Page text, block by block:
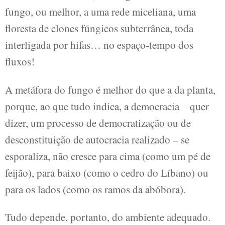
fungo, ou melhor, a uma rede miceliana, uma
floresta de clones fúngicos subterrânea, toda
interligada por hifas… no espaço-tempo dos
fluxos!
A metáfora do fungo é melhor do que a da planta,
porque, ao que tudo indica, a democracia – quer
dizer, um processo de democratização ou de
desconstituição de autocracia realizado – se
esporaliza, não cresce para cima (como um pé de
feijão), para baixo (como o cedro do Líbano) ou
para os lados (como os ramos da abóbora).
Tudo depende, portanto, do ambiente adequado.